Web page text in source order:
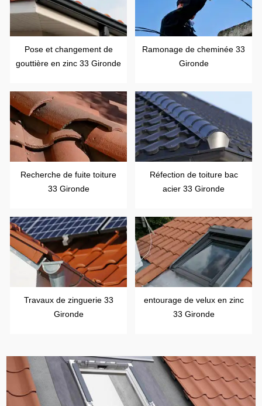
Pose et changement de
gouttière en zinc 33 Gironde
Ramonage de cheminée 33
Gironde
Recherche de fuite toiture
33 Gironde
Réfection de toiture bac
acier 33 Gironde
Travaux de zinguerie 33
Gironde
entourage de velux en zinc
33 Gironde